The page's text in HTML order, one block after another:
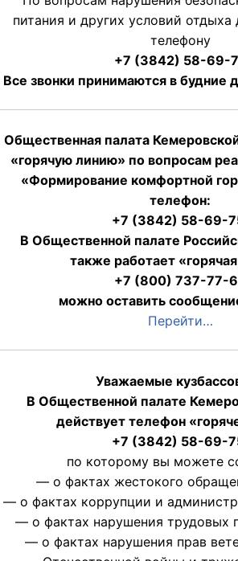
питания и других условий отдыха
телефону
+7 (3842) 58-69-
Все звонки принимаются в будние
Общественная палата
«горячую линию» по вопросам
«Формирование комфортной
телефон:
+7 (3842) 58-69-
В Общественной палате
также работает
+7 (800) 737-77-
можно оставить
Перейти…
Уважаемые
В Общественной палате
действует телефон
+7 (3842) 58-69-
по которому вы можете
— о фактах жестокого
— о фактах коррупции и
— о фактах нарушения трудовых
— о фактах нарушения прав